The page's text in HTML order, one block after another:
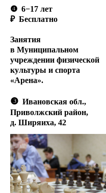
❹ 6−17 лет
₽ Бесплатно
Занятия
в Муниципальном
учреждении физической
культуры и спорта
«Арена».
❸ Ивановская обл.,
Приволжский район,
д. Ширяиха, 42